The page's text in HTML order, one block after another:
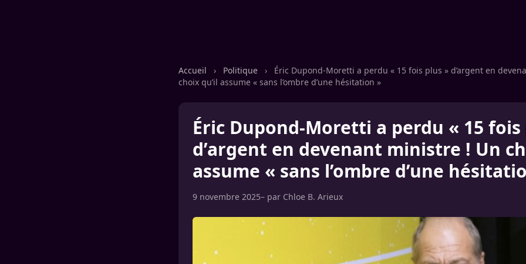
Accueil › Politique ›
Éric Dupond-Moretti a perdu « 15 fois plus » d’argent en
choix qu’il assume « sans l’ombre d’une hésitation »
Éric Dupond-Moretti a perdu « 15 fois
d’argent en devenant ministre ! Un
assume « sans l’ombre d’une
9 novembre 2025– par Chloe B. Arieux